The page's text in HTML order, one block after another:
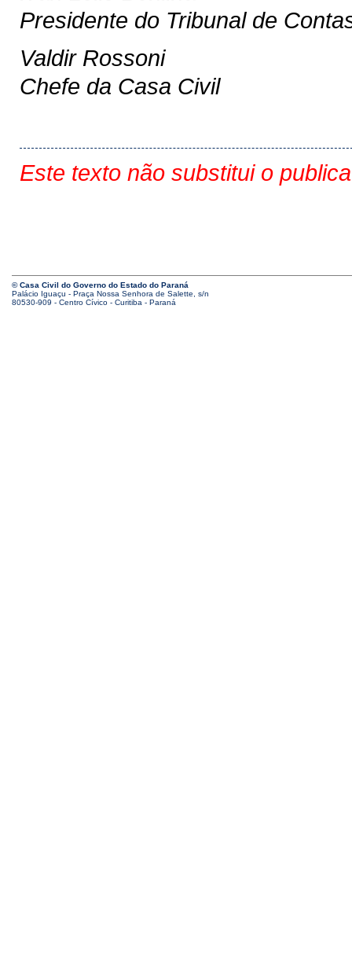
Presidente do Tribunal de
Valdir Rossoni
Chefe da Casa Civil
Este texto não substitui o
© Casa Civil do Governo do Estado do Paraná
Palácio Iguaçu - Praça Nossa Senhora de Salette, s/n
80530-909 - Centro Cívico - Curitiba - Paraná